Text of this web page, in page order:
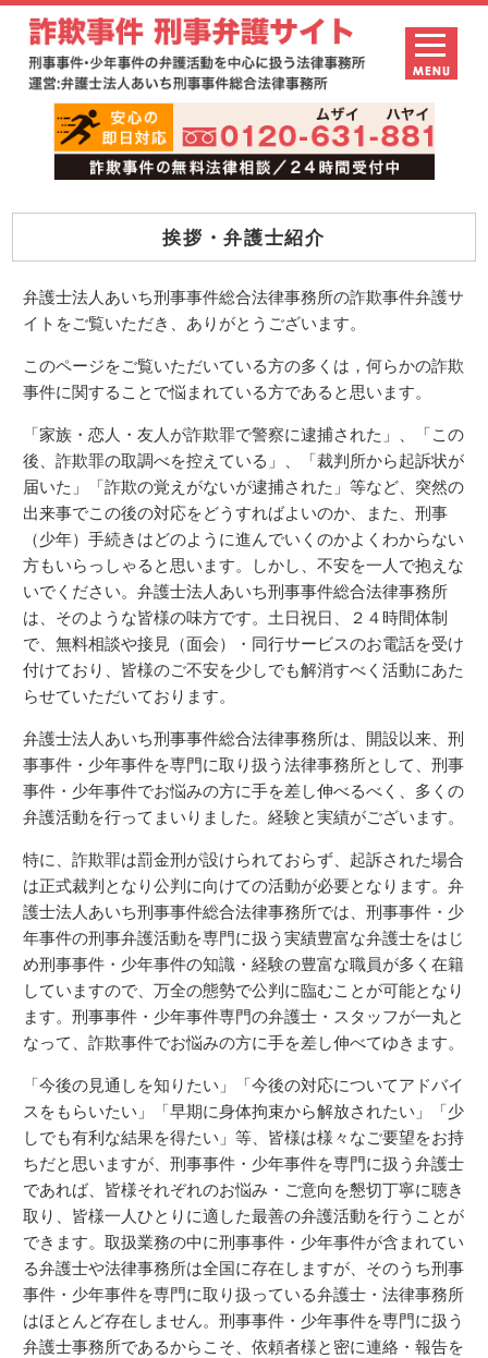
挨拶・弁護士紹介
弁護士法人あいち刑事事件総合法律事務所の詐欺事件弁護サ
イトをご覧いただき、ありがとうございます。
このページをご覧いただいている方の多くは，何らかの詐欺
事件に関することで悩まれている方であると思います。
「家族・恋人・友人が詐欺罪で警察に逮捕された」、「この
後、詐欺罪の取調べを控えている」、「裁判所から起訴状が
届いた」「詐欺の覚えがないが逮捕された」等など、突然の
出来事でこの後の対応をどうすればよいのか、また、刑事
（少年）手続きはどのように進んでいくのかよくわからない
方もいらっしゃると思います。しかし、不安を一人で抱えな
いでください。弁護士法人あいち刑事事件総合法律事務所
は、そのような皆様の味方です。土日祝日、２４時間体制
で、無料相談や接見（面会）・同行サービスのお電話を受け
付けており、皆様のご不安を少しでも解消すべく活動にあた
らせていただいております。
弁護士法人あいち刑事事件総合法律事務所は、開設以来、刑
事事件・少年事件を専門に取り扱う法律事務所として、刑事
事件・少年事件でお悩みの方に手を差し伸べるべく、多くの
弁護活動を行ってまいりました。経験と実績がございます。
特に、詐欺罪は罰金刑が設けられておらず、起訴された場合
は正式裁判となり公判に向けての活動が必要となります。弁
護士法人あいち刑事事件総合法律事務所では、刑事事件・少
年事件の刑事弁護活動を専門に扱う実績豊富な弁護士をはじ
め刑事事件・少年事件の知識・経験の豊富な職員が多く在籍
していますので、万全の態勢で公判に臨むことが可能となり
ます。刑事事件・少年事件専門の弁護士・スタッフが一丸と
なって、詐欺事件でお悩みの方に手を差し伸べてゆきます。
「今後の見通しを知りたい」「今後の対応についてアドバイ
スをもらいたい」「早期に身体拘束から解放されたい」「少
しでも有利な結果を得たい」等、皆様は様々なご要望をお持
ちだと思いますが、刑事事件・少年事件を専門に扱う弁護士
であれば、皆様それぞれのお悩み・ご意向を懇切丁寧に聴き
取り、皆様一人ひとりに適した最善の弁護活動を行うことが
できます。取扱業務の中に刑事事件・少年事件が含まれてい
る弁護士や法律事務所は全国に存在しますが、そのうち刑事
事件・少年事件を専門に取り扱っている弁護士・法律事務所
はほとんど存在しません。刑事事件・少年事件を専門に扱う
弁護士事務所であるからこそ、依頼者様と密に連絡・報告を